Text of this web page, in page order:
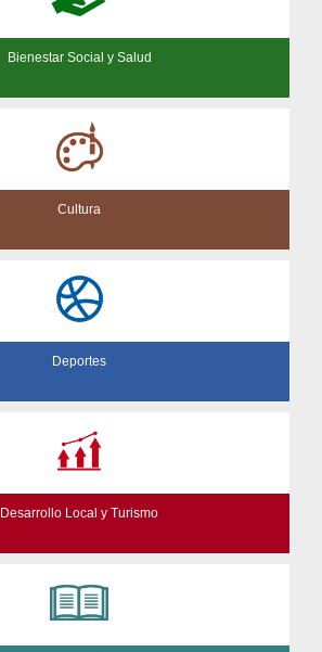
Bienestar Social y Salud
Cultura
Deportes
Desarrollo Local y Turismo